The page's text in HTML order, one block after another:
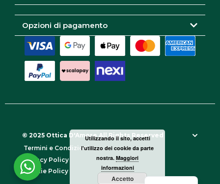
Opzioni di pagamento
© 2025 Ottica D'Amore All Rights Reserved
Termini e Condizioni
Privacy Policy
Cookie Policy
Utilizzando il sito, accetti
l'utilizzo dei cookie da parte
nostra. Maggiori
informazioni
Accetto